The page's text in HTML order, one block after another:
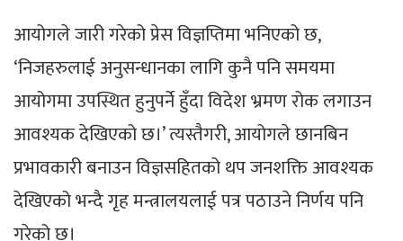
आयोगले जारी गरेको प्रेस विज्ञप्तिमा भनिएको छ,
‘निजहरुलाई अनुसन्धानका लागि कुनै पनि समयमा
आयोगमा उपस्थित हुनुपर्ने हुँदा विदेश भ्रमण रोक लगाउन
आवश्यक देखिएको छ।’ त्यस्तैगरी, आयोगले छानबिन
प्रभावकारी बनाउन विज्ञसहितको थप जनशक्ति आवश्यक
देखिएको भन्दै गृह मन्त्रालयलाई पत्र पठाउने निर्णय पनि
गरेको छ।